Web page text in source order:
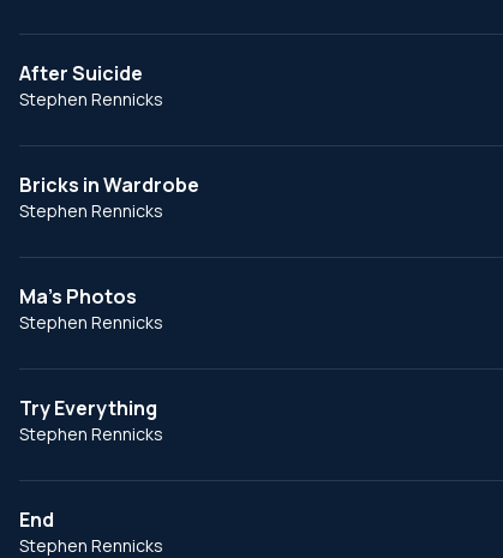
After Suicide
Stephen Rennicks
Bricks in Wardrobe
Stephen Rennicks
Ma's Photos
Stephen Rennicks
Try Everything
Stephen Rennicks
End
Stephen Rennicks